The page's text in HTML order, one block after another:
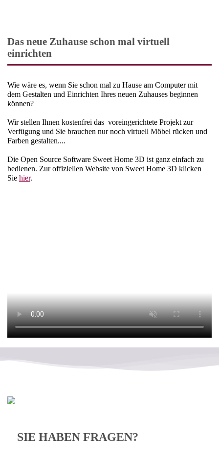
Das neue Zuhause schon mal virtuell
einrichten
Wie wäre es, wenn Sie schon mal zu Hause am Computer mit
dem Gestalten und Einrichten Ihres neuen Zuhauses beginnen
können?
Wir stellen Ihnen kostenfrei das voreingerichtete Projekt zur
Verfügung und Sie brauchen nur noch virtuell Möbel rücken und
Farben gestalten....
Die Open Source Software Sweet Home 3D ist ganz einfach zu
bedienen. Zur offiziellen Website von Sweet Home 3D klicken
Sie hier.
SIE HABEN FRAGEN?